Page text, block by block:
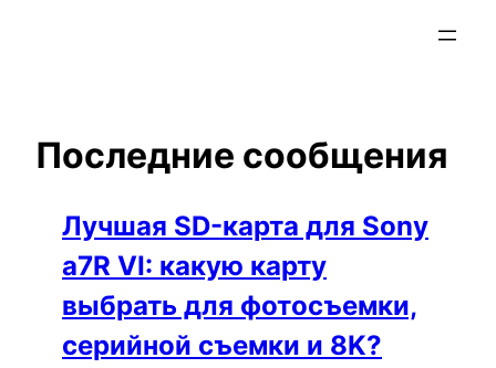
Последние сообщения
Лучшая SD-карта для Sony
a7R VI: какую карту
выбрать для фотосъемки,
серийной съемки и 8K?